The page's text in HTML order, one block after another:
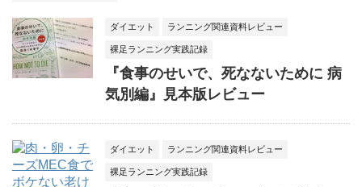
ダイエット ランニング関連資料レビュー
裸足ランニング実践記録
『食事のせいで、死なないために 病
気別編』見本版レビュー
ダイエット ランニング関連資料レビュー
裸足ランニング実践記録